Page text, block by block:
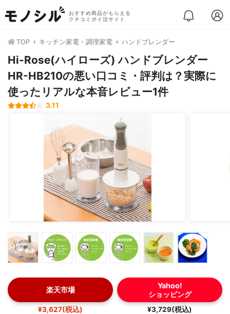
おすすめ商品がもらえる
クチコミポイ活サイト
TOP キッチン家電・調理家電 ハンドブレンダー
Hi-Rose(ハイローズ) ハンドブレンダー
HR-HB210の悪い口コミ・評判は？実際に
使ったリアルな本音レビュー1件
3.11
楽天市場
¥3,627(税込)
Yahoo!
ショッピング
¥3,729(税込)